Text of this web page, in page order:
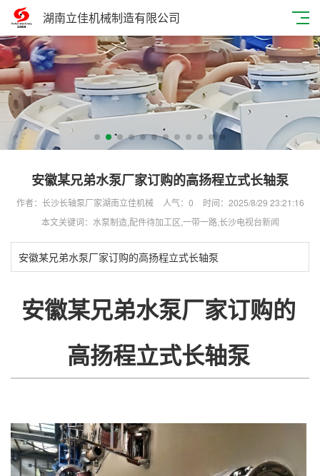
湖南立佳机械制造有限公司
安徽某兄弟水泵厂家订购的高扬程立式长轴泵
作者：长沙长轴泵厂家湖南立佳机械 人气： 0
时间：2025/8/29 23:21:16
本文关键词：水泵制造,配件待加工区,一带一路,长沙电视台新闻
安徽某兄弟水泵厂家订购的高扬程立式长轴泵
安徽某兄弟水泵厂家订购的
高扬程立式长轴泵